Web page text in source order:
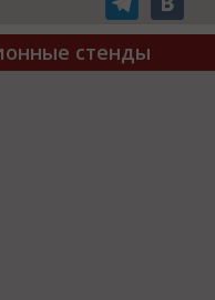
стенды